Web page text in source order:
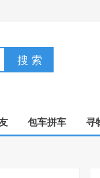
包车拼车 寻